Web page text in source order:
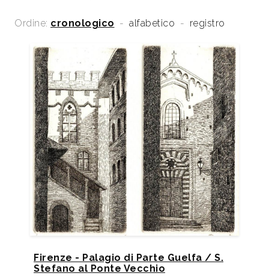
Ordine: cronologico - alfabetico - registro
Firenze - Palagio di Parte Guelfa / S.
Stefano al Ponte Vecchio